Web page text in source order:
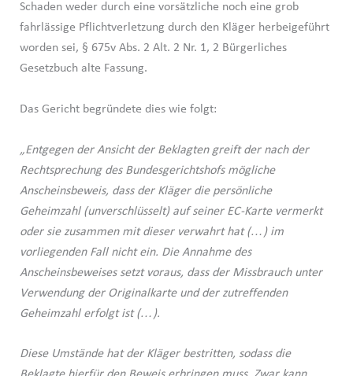
Schaden weder durch eine vorsätzliche noch eine grob
fahrlässige Pflichtverletzung durch den Kläger herbeigeführt
worden sei, § 675v Abs. 2 Alt. 2 Nr. 1, 2 Bürgerliches
Gesetzbuch alte Fassung.
Das Gericht begründete dies wie folgt:
„Entgegen der Ansicht der Beklagten greift der nach der
Rechtsprechung des Bundesgerichtshofs mögliche
Anscheinsbeweis, dass der Kläger die persönliche
Geheimzahl (unverschlüsselt) auf seiner EC-Karte vermerkt
oder sie zusammen mit dieser verwahrt hat (…) im
vorliegenden Fall nicht ein. Die Annahme des
Anscheinsbeweises setzt voraus, dass der Missbrauch unter
Verwendung der Originalkarte und der zutreffenden
Geheimzahl erfolgt ist (…).
Diese Umstände hat der Kläger bestritten, sodass die